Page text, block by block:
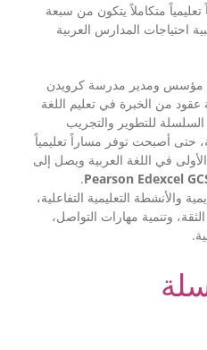
تعليمياً متكاملاً يتكون من سبعة
احتياجات المدارس العربية
مؤسس ومدير مدرسة كرويدن
عقود من الخبرة في تعليم اللغة
1995، خضعت السلسلة للتطوير والتجريب
حتى أصبحت توفر مساراً تعليمياً
في اللغة العربية ويصل إلى
Pearson Edexcel
.
والأنشطة التعليمية التفاعلية،
وتنمية مهارات التواصل،